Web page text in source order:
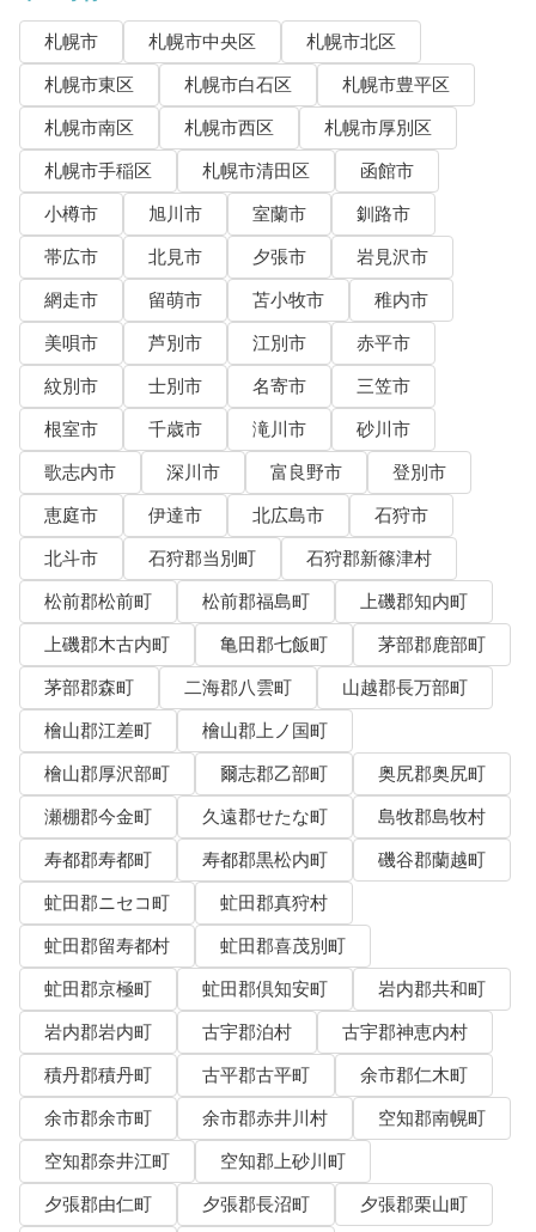
札幌市 札幌市中央区
札幌市北区
札幌市東区
札幌市白石区
札幌市豊平区
札幌市南区
札幌市西区
札幌市厚別区
札幌市手稲区
札幌市清田区
函館市
小樽市
旭川市 室蘭市
釧路市
帯広市
北見市 夕張市
岩見沢市
網走市
留萌市 苫小牧市
稚内市
美唄市
芦別市 江別市
赤平市
紋別市
士別市 名寄市
三笠市
根室市
千歳市 滝川市
砂川市
歌志内市
深川市 富良野市
登別市
恵庭市
伊達市 北広島市
石狩市
北斗市
石狩郡当別町
石狩郡新篠津村
松前郡松前町
松前郡福島町
上磯郡知内町
上磯郡木古内町
亀田郡七飯町
茅部郡鹿部町
茅部郡森町
二海郡八雲町
山越郡長万部町
檜山郡江差町
檜山郡上ノ国町
檜山郡厚沢部町
爾志郡乙部町
奥尻郡奥尻町
瀬棚郡今金町
久遠郡せたな町
島牧郡島牧村
寿都郡寿都町
寿都郡黒松内町
磯谷郡蘭越町
虻田郡ニセコ町
虻田郡真狩村
虻田郡留寿都村
虻田郡喜茂別町
虻田郡京極町
虻田郡倶知安町
岩内郡共和町
岩内郡岩内町
古宇郡泊村
古宇郡神恵内村
積丹郡積丹町
古平郡古平町
余市郡仁木町
余市郡余市町
余市郡赤井川村
空知郡南幌町
空知郡奈井江町
空知郡上砂川町
夕張郡由仁町
夕張郡長沼町
夕張郡栗山町